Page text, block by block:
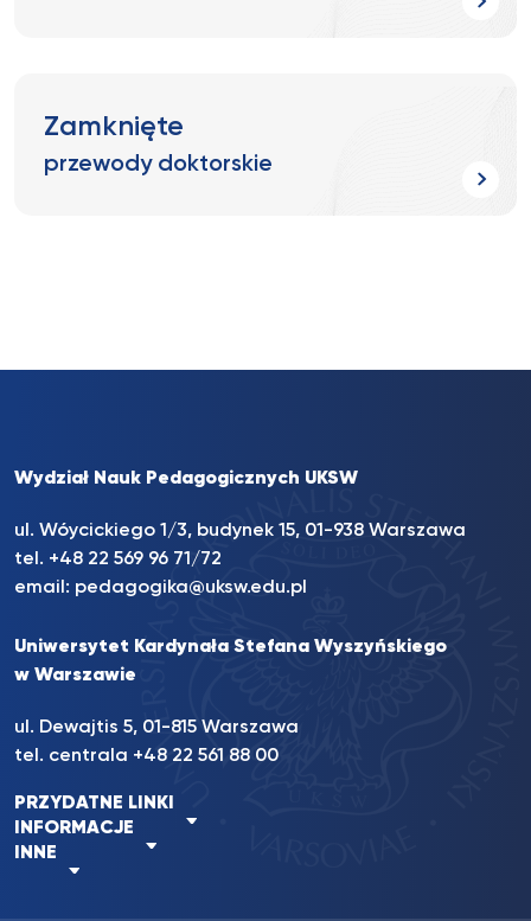
Zamknięte
przewody doktorskie
Wydział Nauk Pedagogicznych UKSW
ul. Wóycickiego 1/3, budynek 15, 01-938 Warszawa
tel. +48 22 569 96 71/72
email: pedagogika@uksw.edu.pl
Uniwersytet Kardynała Stefana Wyszyńskiego
w Warszawie
ul. Dewajtis 5, 01-815 Warszawa
tel. centrala +48 22 561 88 00
PRZYDATNE LINKI
INFORMACJE
INNE